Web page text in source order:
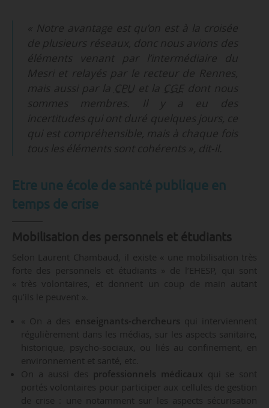
« Notre avantage est qu’on est à la croisée
de plusieurs réseaux, donc nous avions des
éléments venant par l’intermédiaire du
Mesri et relayés par le recteur de Rennes,
mais aussi par la CPUet la CGE dont nous
sommes membres. Il y a eu des
incertitudes qui ont duré quelques jours, ce
qui est compréhensible, mais à chaque fois
tous les éléments sont cohérents », dit-il.
Etre une école de santé publique en
temps de crise
Mobilisation des personnels et étudiants
Selon Laurent Chambaud, il existe « une mobilisation très
forte des personnels et étudiants » de l’EHESP, qui sont
« très volontaires, et donnent un coup de main autant
qu’ils le peuvent ».
« On a des enseignants-chercheurs qui interviennent
régulièrement dans les médias, sur les aspects sanitaire,
historique, psycho-sociaux, ou liés au confinement, en
environnement et santé, etc.
On a aussi des
professionnels médicaux qui se sont
portés volontaires pour participer aux cellules de gestion
de crise : une notamment sur les aspects sécurisation